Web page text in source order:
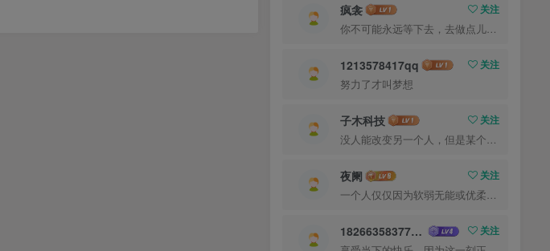
疯衾
关注
你不可能永远等下去，去做点儿什么，让一切成真
1213578417qq
关注
努力了才叫梦想
子木科技
关注
没人能改变另一个人，但是某个人能成为一个人改变的原因
夜阑
关注
一个人仅仅因为软弱无能或优柔寡断就完全可能招致痛苦
18266358377ma
关注